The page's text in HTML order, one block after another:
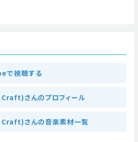
で視聴する
さんのプロフィール
さんの音楽素材一覧